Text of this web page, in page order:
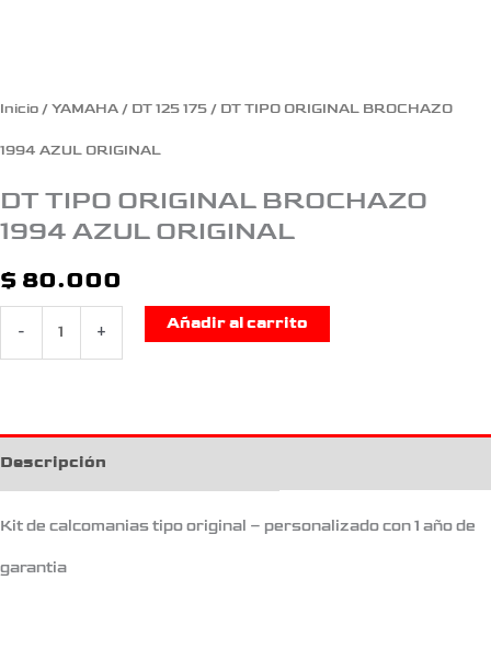
Inicio / YAMAHA / DT 125 175 / DT TIPO ORIGINAL BROCHAZO
1994 AZUL ORIGINAL
DT TIPO ORIGINAL BROCHAZO
1994 AZUL ORIGINAL
$ 80.000
- +
Añadir al carrito
Descripción
Kit de calcomanias tipo original – personalizado con 1 año de
garantia